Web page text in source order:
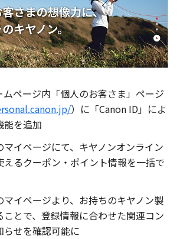
ムページ内「個人のお客さま」ページ
）に「Canon ID」によ
能を追加
マイページにて、キヤノンオンライン
えるクーポン・ポイント情報を一括で
マイページより、お持ちのキヤノン製
ことで、登録情報に合わせた関連コン
らせを確認可能に